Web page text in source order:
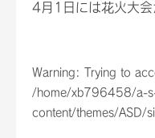
4月1日には花火大会
Warning : Trying to
/home/xb796458/a-
content/themes/ASD/